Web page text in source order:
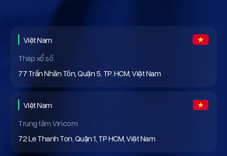
Việt Nam
Tháp xổ số
77 Trần Nhân Tôn, Quận 5, TP. HCM, Việt Nam
Việt Nam
Trung tâm Vincom
72 Le Thanh Ton, Quận 1, TP HCM, Việt Nam